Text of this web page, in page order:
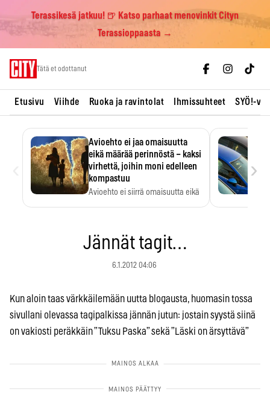
Terassikesä jatkuu! 🍺 Katso parhaat menovinkit Cityn
Terassioppaasta →
Tätä et odottanut
Etusivu Viihde Ruoka ja ravintolat Ihmissuhteet SYÖ!-
Avioehto ei jaa omaisuutta
eikä määrää perinnöstä – kaksi
virhettä, joihin moni edelleen
kompastuu
Avioehto ei siirrä omaisuutta eikä
›
Jännät tagit…
6.1.2012 04:06
Kun aloin taas värkkäilemään uutta blogausta, huomasin tossa
sivullani olevassa tagipalkissa jännän jutun: jostain syystä siinä
on vakiosti peräkkäin ”Tuksu Paska” sekä ”Läski on ärsyttävä”